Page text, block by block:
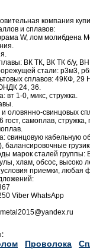
компания
и сплавов:
W, лом молибдена
ВК ТК, ВК ТК б/у,
стали: р3м3,
сплавов: 49КФ, 29
24, 36.
вт 1-0, микс, стружка.
оловянно-свинцовых
гост, самоплав,
свинцовую кабельную
балансировочные
марок сталей группы:
хлам, обсос, высоко
приемки, любая
Viber WhatsApp
Проволока